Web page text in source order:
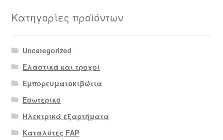
Κατηγορίες προϊόντων
Uncategorized
Ελαστικά και τροχοί
Εμπορευματοκιβώτια
Εσωτερικό
Ηλεκτρικά εξαρτήματα
Καταλύτες FAP